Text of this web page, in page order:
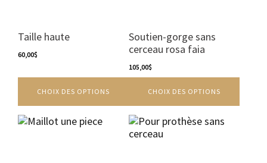
Taille haute
60,00$
CHOIX DES OPTIONS
variations.
Les
options
être
choisies
sur
la
Soutien-gorge sans
cerceau rosa faia
105,00$
CHOIX DES OPTIONS
variations.
Les
options
peuvent
être
choisies
sur
la
page
Ce
produit